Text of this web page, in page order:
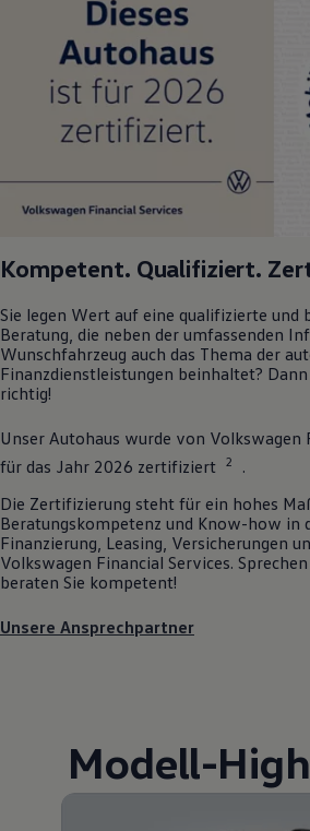
Kompetent. Qualifiziert.
Sie legen Wert auf eine qualifizierte und
Beratung, die neben der umfassenden
Wunschfahrzeug auch das Thema der
Finanzdienstleistungen beinhaltet?
richtig!
Unser Autohaus wurde von Volkswagen
für das Jahr 2026 zertifiziert 2
.
Die Zertifizierung steht für ein hohes
Beratungskompetenz und Know-how in
Finanzierung, Leasing, Versicherungen
Volkswagen Financial Services.
beraten Sie kompetent!
Unsere Ansprechpartner
Modell-